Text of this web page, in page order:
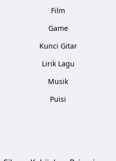
Film
Game
Kunci Gitar
Lirik Lagu
Musik
Puisi